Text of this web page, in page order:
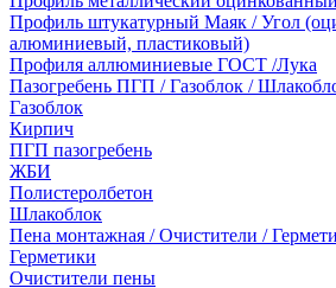
Профиль штукатурный Маяк / Угол
алюминиевый, пластиковый)
Профиля аллюминиевые ГОСТ /Лука
Пазогребень ПГП / Газоблок /
Газоблок
Кирпич
ПГП пазогребень
ЖБИ
Полистеролбетон
Шлакоблок
Пена монтажная / Очистители /
Герметики
Очистители пены